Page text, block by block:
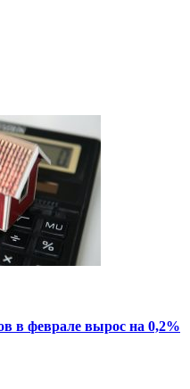
в феврале вырос на 0,2%